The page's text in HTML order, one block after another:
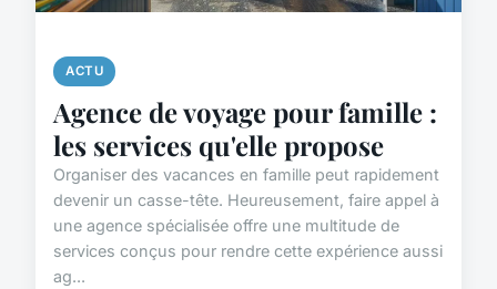
ACTU
Agence de voyage pour famille :
les services qu'elle propose
Organiser des vacances en famille peut rapidement
devenir un casse-tête. Heureusement, faire appel à
une agence spécialisée offre une multitude de
services conçus pour rendre cette expérience aussi
ag...